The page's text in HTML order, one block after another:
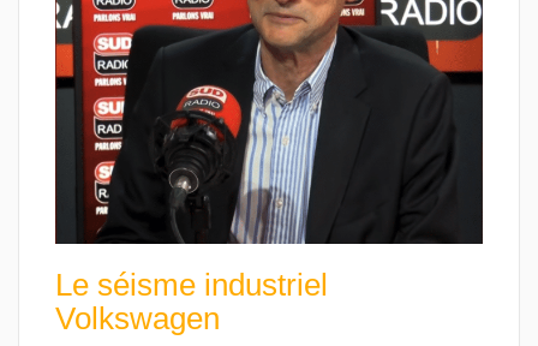
Le séisme industriel
Volkswagen